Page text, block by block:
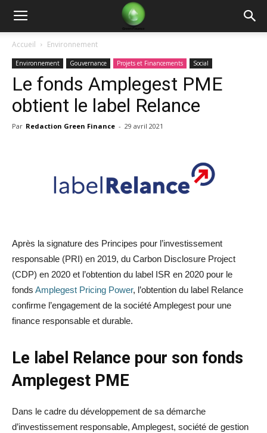
Green
Finance
Accueil Environnement
Environnement Gouvernance Projets et Financements Social
Le fonds Amplegest PME
obtient le label Relance
Par Redaction Green Finance - 29 avril 2021
Après la signature des Principes pour l’investissement
responsable (PRI) en 2019, du Carbon Disclosure Project
(CDP) en 2020 et l’obtention du label ISR en 2020 pour le
fonds Amplegest Pricing Power, l’obtention du label Relance
confirme l’engagement de la société Amplegest pour une
finance responsable et durable.
Le label Relance pour son fonds
Amplegest PME
Dans le cadre du développement de sa démarche
d’investissement responsable, Amplegest, société de gestion